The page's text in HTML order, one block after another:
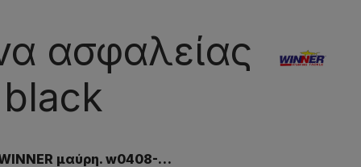
ασφαλείας
μαύρη. w0408-…